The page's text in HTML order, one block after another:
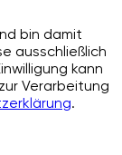
bin damit
ausschließlich
kann
Verarbeitung
.